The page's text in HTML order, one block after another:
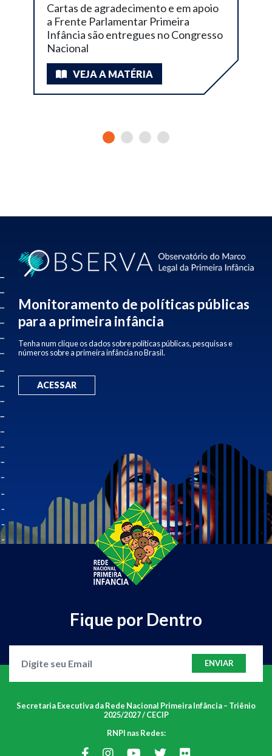
Cartas de agradecimento e em apoio
a Frente Parlamentar Primeira
Infância são entregues no Congresso
Nacional
VEJA A MATÉRIA
Monitoramento de políticas públicas
para a primeira infância
Tenha num clique os dados sobre políticas públicas, pesquisas e
números sobre a primeira infância no Brasil.
ACESSAR
Fique por Dentro
ENVIAR
Secretaria Executiva da Rede Nacional Primeira Infância – Triênio
2025/2027 / CECIP
RNPI nas Redes: